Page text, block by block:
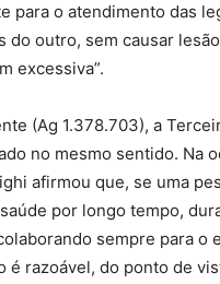
para o atendimento das
do outro, sem causar
excessiva”.
(Ag 1.378.703), a
no mesmo sentido. Na
afirmou que, se uma
por longo tempo,
sempre para o
é razoável, do ponto de